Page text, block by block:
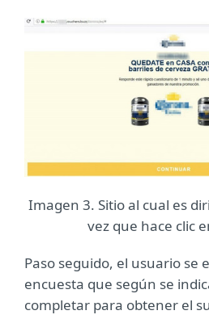
Imagen 3. Sitio al cual es
vez que hace clic
Paso seguido, el usuario se
encuesta que según se
completar para obtener el